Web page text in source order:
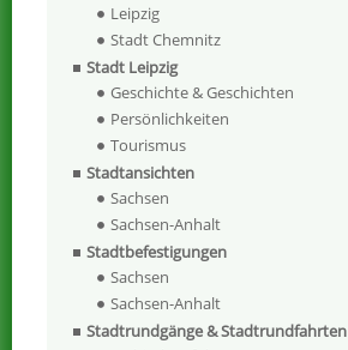
Leipzig
Stadt Chemnitz
Stadt Leipzig
Geschichte & Geschichten
Persönlichkeiten
Tourismus
Stadtansichten
Sachsen
Sachsen-Anhalt
Stadtbefestigungen
Sachsen
Sachsen-Anhalt
Stadtrundgänge & Stadtrundfahrten